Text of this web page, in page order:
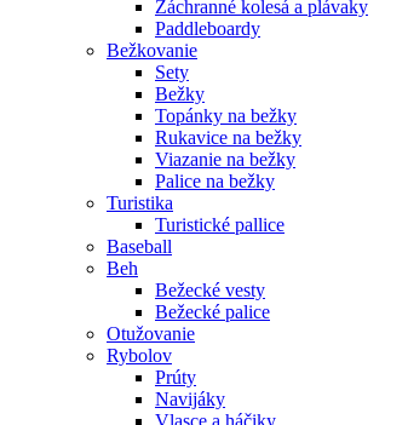
Záchranné kolesá a plávaky
Paddleboardy
Bežkovanie
Sety
Bežky
Topánky na bežky
Rukavice na bežky
Viazanie na bežky
Palice na bežky
Turistika
Turistické pallice
Baseball
Beh
Bežecké vesty
Bežecké palice
Otužovanie
Rybolov
Prúty
Navijáky
Vlasce a háčiky